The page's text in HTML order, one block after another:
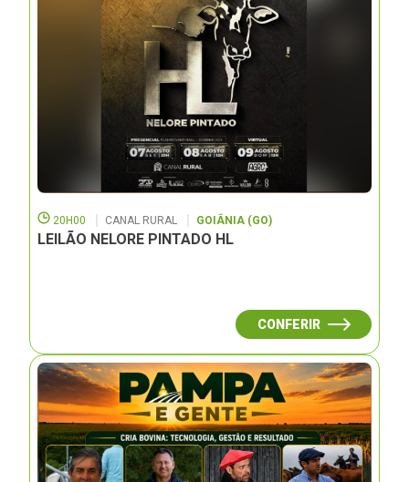
20H00 CANAL RURAL GOIÂNIA (GO)
LEILÃO NELORE PINTADO HL
CONFERIR